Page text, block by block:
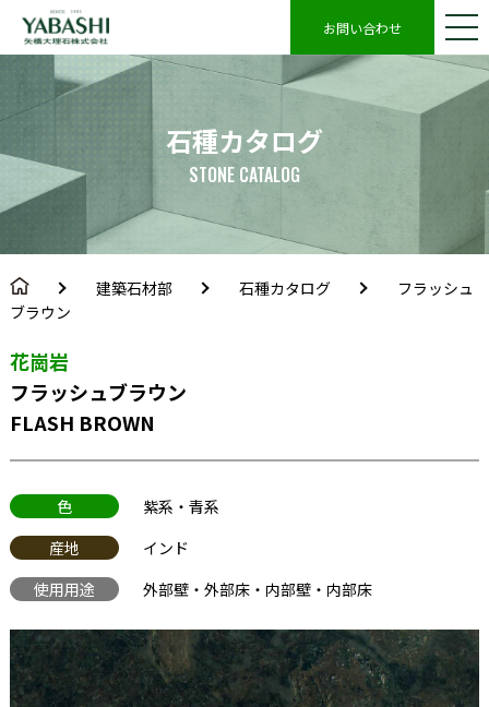
お問い合わせ
石種カタログ
STONE CATALOG
建築石材部 石種カタログ
フラッシュ
ブラウン
花崗岩
フラッシュブラウン
FLASH BROWN
色
紫系・青系
産地
インド
使用用途
外部壁・外部床・内部壁・内部床